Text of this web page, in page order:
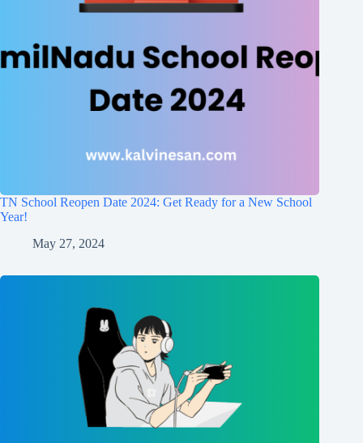
TN School Reopen Date 2024: Get Ready for a New School
Year!
May 27, 2024